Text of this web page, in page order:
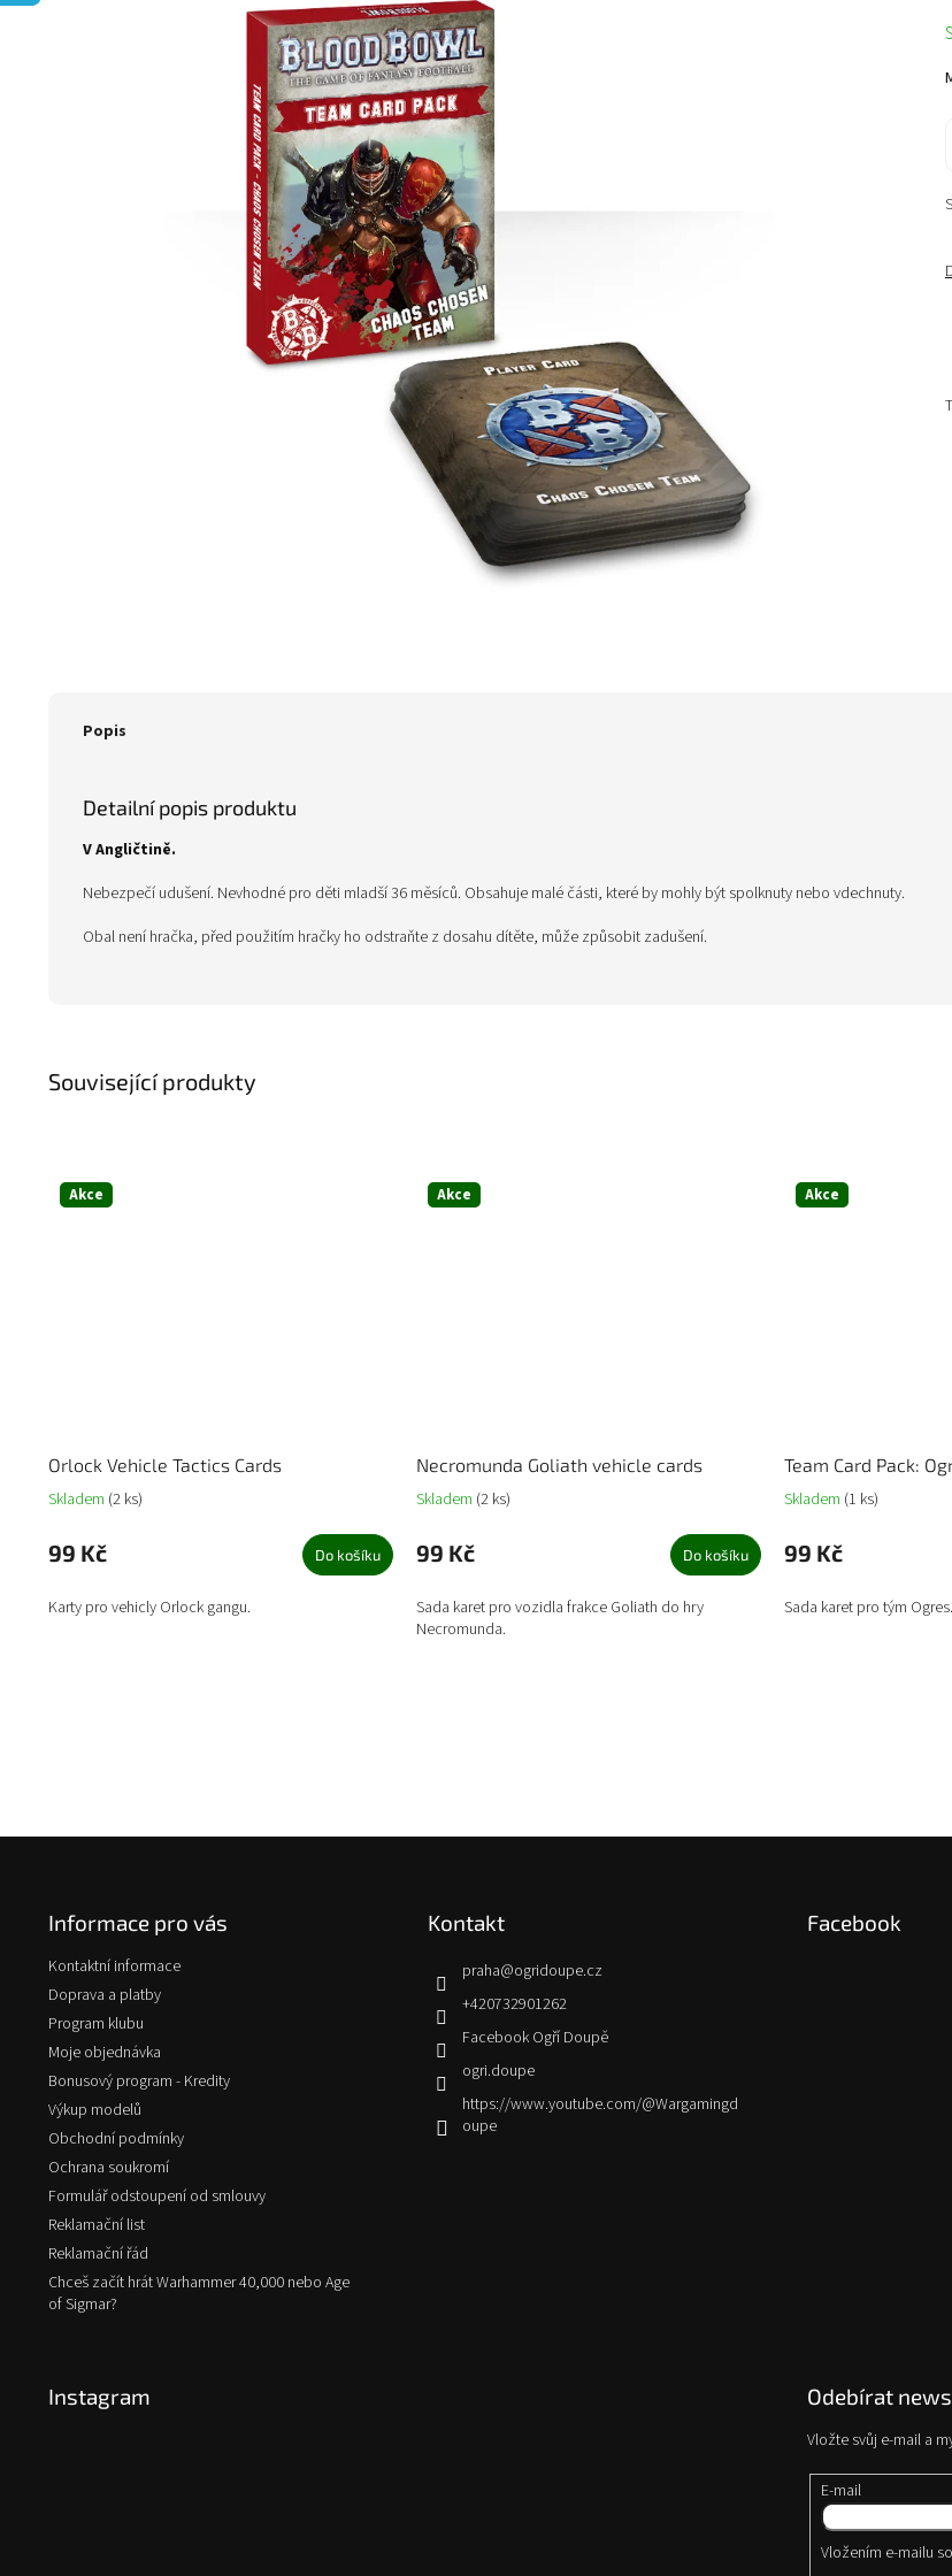
Související produkty
Akce
Orlock Vehicle Tactics Cards
Skladem (2 ks)
99 Kč Do košíku
Karty pro vehicly Orlock gangu.
Akce
Necromunda Goliath vehicle cards
Skladem (2 ks)
99 Kč Do košíku
Sada karet pro vozidla frakce Goliath do hry
Necromunda.
Akce
Team Card Pack:
Skladem (1 ks)
99 Kč
Sada karet pro tým Ogres.
Popis
Detailní popis produktu
V Angličtině.
Nebezpečí udušení. Nevhodné pro děti mladší 36 měsíců. Obsahuje malé části, které by mohly být spolknuty nebo vdechnuty.
Obal není hračka, před použitím hračky ho odstraňte z dosahu dítěte, může způsobit zadušení.
Informace pro vás
Kontaktní informace
Doprava a platby
Program klubu
Moje objednávka
Bonusový program - Kredity
Výkup modelů
Obchodní podmínky
Ochrana soukromí
Formulář odstoupení od smlouvy
Reklamační list
Reklamační řád
Chceš začít hrát Warhammer 40,000 nebo Age
of Sigmar?
Kontakt
praha@ogridoupe.cz
+420732901262
Facebook Ogří Doupě
ogri.doupe
https://www.youtube.com/@Wargamingd
oupe
Facebook
Instagram Odebírat
Vložte svůj e-mail a
E-mail
Vložením e-mailu